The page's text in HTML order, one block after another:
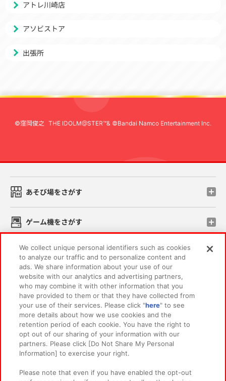
アトレ川崎店
アソビストア
出張所
©窪岡俊之 THE IDOLM@STER™& ©Bandai Namco Entertainment Inc.
あそび場をさがす
ゲーム機をさがす
スマホ・PCであそぶ
イベント・キャンペーン
関連会社 サステナビリティ サイトポリシー
プライバシーポリシー ウェブアクセシビリティ方針と検証結果
We collect unique personal identifiers such as cookies
to analyze our traffic and to personalize content and
ads. We share information about your use of our
website with our analytics and advertising partners,
who may combine it with other information that you
have provided to them or that they have collected from
your use of their services. Please click "here" to see
more details about how we use cookies and the
retention period of each cookie. You have the right to
opt out of our sharing of your information with our
partners. Please click [Do Not Share My Personal
Information] to exercise your right.
Please note that even if you have enabled the opt-out